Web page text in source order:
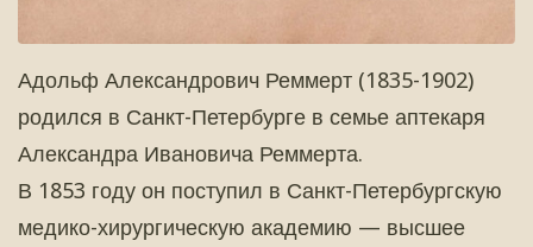
Адольф Александрович Реммерт (1835-1902)
родился в Санкт-Петербурге в семье аптекаря
Александра Ивановича Реммерта.
В 1853 году он поступил в Санкт-Петербургскую
медико-хирургическую академию — высшее